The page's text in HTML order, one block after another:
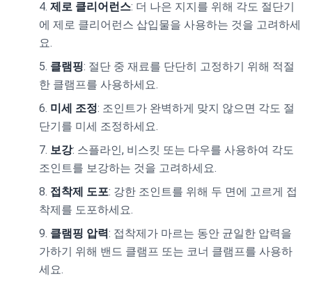
제로 클리어런스: 더 나은 지지를 위해 각도 절단기
에 제로 클리어런스 삽입물을 사용하는 것을 고려하세
요.
클램핑: 절단 중 재료를 단단히 고정하기 위해 적절
한 클램프를 사용하세요.
미세 조정: 조인트가 완벽하게 맞지 않으면 각도 절
단기를 미세 조정하세요.
보강: 스플라인, 비스킷 또는 다우를 사용하여 각도
조인트를 보강하는 것을 고려하세요.
접착제 도포: 강한 조인트를 위해 두 면에 고르게 접
착제를 도포하세요.
클램핑 압력: 접착제가 마르는 동안 균일한 압력을
가하기 위해 밴드 클램프 또는 코너 클램프를 사용하
세요.